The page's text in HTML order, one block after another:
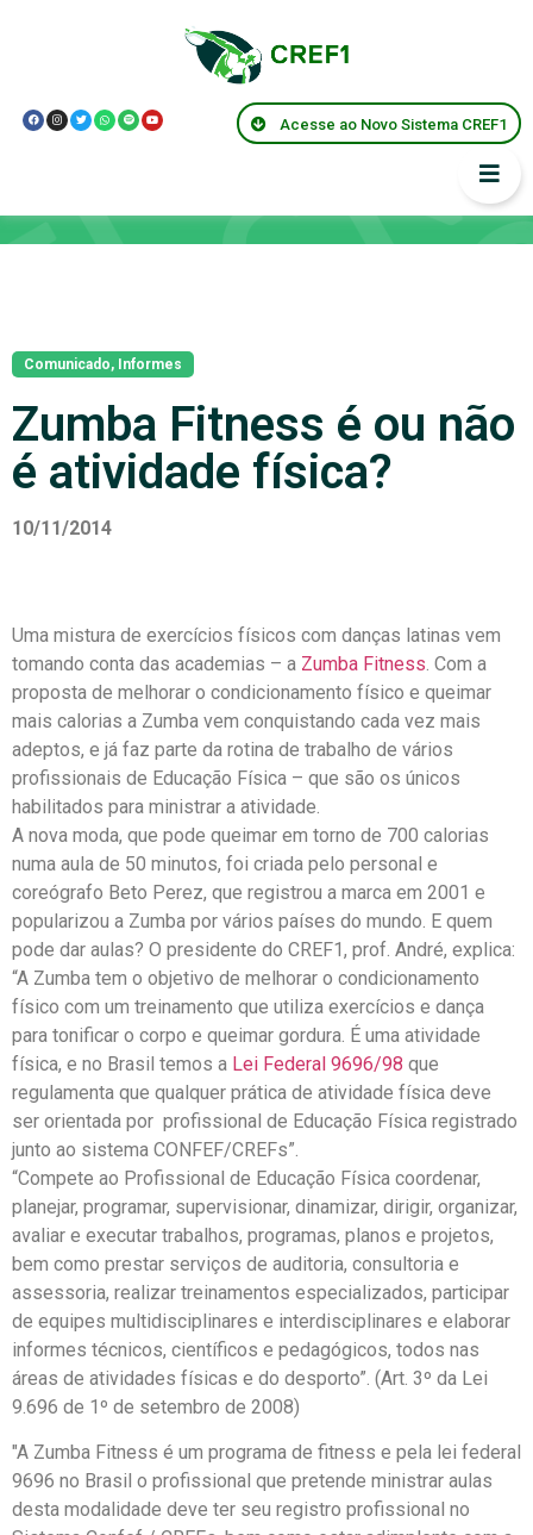
Acesse ao Novo Sistema CREF1
Comunicado, Informes
Zumba Fitness é ou não
é atividade física?
10/11/2014
Uma mistura de exercícios físicos com danças latinas vem
tomando conta das academias – a Zumba Fitness. Com a
proposta de melhorar o condicionamento físico e queimar
mais calorias a Zumba vem conquistando cada vez mais
adeptos, e já faz parte da rotina de trabalho de vários
profissionais de Educação Física – que são os únicos
habilitados para ministrar a atividade.
A nova moda, que pode queimar em torno de 700 calorias
numa aula de 50 minutos, foi criada pelo personal e
coreógrafo Beto Perez, que registrou a marca em 2001 e
popularizou a Zumba por vários países do mundo. E quem
pode dar aulas? O presidente do CREF1, prof. André, explica:
“A Zumba tem o objetivo de melhorar o condicionamento
físico com um treinamento que utiliza exercícios e dança
para tonificar o corpo e queimar gordura. É uma atividade
física, e no Brasil temos a Lei Federal 9696/98 que
regulamenta que qualquer prática de atividade física deve
ser orientada por profissional de Educação Física registrado
junto ao sistema CONFEF/CREFs”.
“Compete ao Profissional de Educação Física coordenar,
planejar, programar, supervisionar, dinamizar, dirigir, organizar,
avaliar e executar trabalhos, programas, planos e projetos,
bem como prestar serviços de auditoria, consultoria e
assessoria, realizar treinamentos especializados, participar
de equipes multidisciplinares e interdisciplinares e elaborar
informes técnicos, científicos e pedagógicos, todos nas
áreas de atividades físicas e do desporto”. (Art. 3º da Lei
9.696 de 1º de setembro de 2008)
"A Zumba Fitness é um programa de fitness e pela lei federal
9696 no Brasil o profissional que pretende ministrar aulas
desta modalidade deve ter seu registro profissional no